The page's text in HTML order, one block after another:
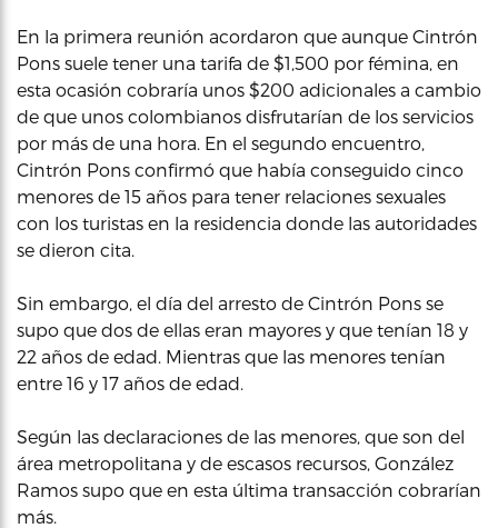
En la primera reunión acordaron que aunque Cintrón
Pons suele tener una tarifa de $1,500 por fémina, en
esta ocasión cobraría unos $200 adicionales a cambio
de que unos colombianos disfrutarían de los servicios
por más de una hora. En el segundo encuentro,
Cintrón Pons confirmó que había conseguido cinco
menores de 15 años para tener relaciones sexuales
con los turistas en la residencia donde las autoridades
se dieron cita.
Sin embargo, el día del arresto de Cintrón Pons se
supo que dos de ellas eran mayores y que tenían 18 y
22 años de edad. Mientras que las menores tenían
entre 16 y 17 años de edad.
Según las declaraciones de las menores, que son del
área metropolitana y de escasos recursos, González
Ramos supo que en esta última transacción cobrarían
más.